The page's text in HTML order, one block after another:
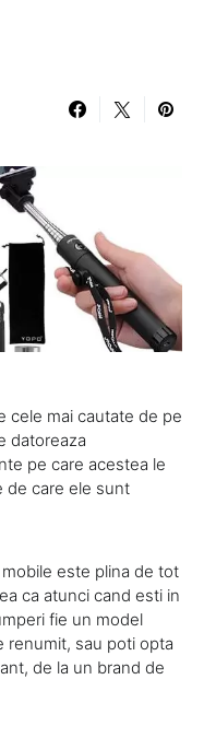
cele mai cautate de pe
datoreaza
pe care acestea le
de care ele sunt
este plina de tot
ca atunci cand esti in
fie un model
renumit, sau poti opta
de la un brand de